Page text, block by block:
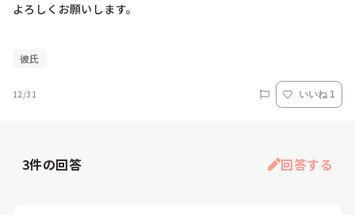
よろしくお願いします。
彼氏
12/31 いいね 1
3件の回答 回答する